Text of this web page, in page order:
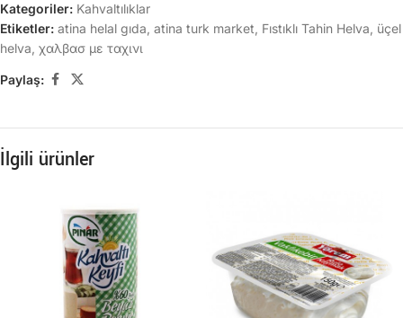
Kategoriler: Kahvaltılıklar
Etiketler: atina helal gıda atina turk market Fıstıklı Tahin Helva üçel
helva χαλβασ με ταχινι
Paylaş:
İlgili ürünler